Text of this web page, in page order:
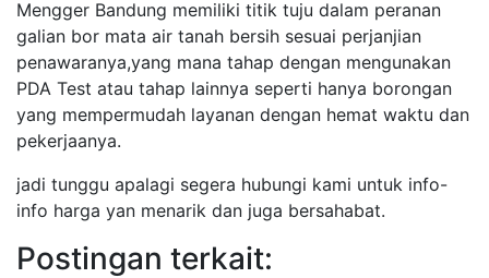
Mengger Bandung memiliki titik tuju dalam peranan
galian bor mata air tanah bersih sesuai perjanjian
penawaranya,yang mana tahap dengan mengunakan
PDA Test atau tahap lainnya seperti hanya borongan
yang mempermudah layanan dengan hemat waktu dan
pekerjaanya.
jadi tunggu apalagi segera hubungi kami untuk info-
info harga yan menarik dan juga bersahabat.
Postingan terkait: